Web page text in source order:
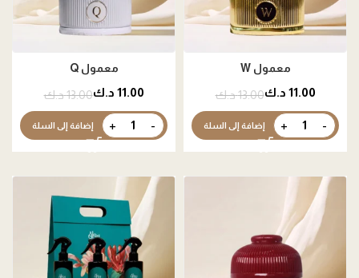
معمول W
13.00د.ك 11.00 د.ك
إضافة إلى السلة
معمول Q
13.00د.ك 11.00 د.ك
إضافة إلى السلة